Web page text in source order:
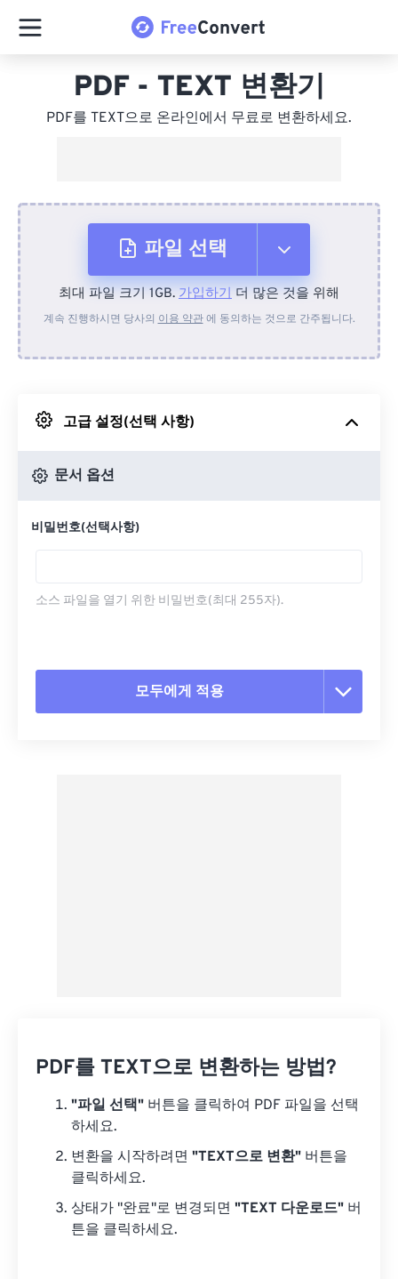
PDF - TEXT 변환기
PDF를 TEXT으로 온라인에서 무료로 변환하세요.
파일 선택
장치에서
Google 드라이브에서
최대 파일 크기 1GB. 가입하기 더 많은 것을 위해
계속 진행하시면 당사의 이용 약관에 동의하는 것으로 간주됩니다.
고급 설정(선택 사항)
문서 옵션
비밀번호(선택사항)
소스 파일을 열기 위한 비밀번호(최대 255자).
모두에게 적용
PDF를 TEXT으로 변환하는 방법?
"파일 선택" 버튼을 클릭하여 PDF 파일을 선택
하세요.
변환을 시작하려면 "TEXT으로 변환" 버튼을
클릭하세요.
상태가 "완료"로 변경되면 "TEXT 다운로드" 버
튼을 클릭하세요.